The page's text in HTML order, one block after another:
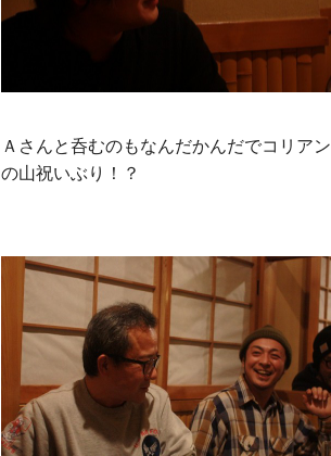
Ａさんと呑むのもなんだかんだでコリアン
の山祝いぶり！？